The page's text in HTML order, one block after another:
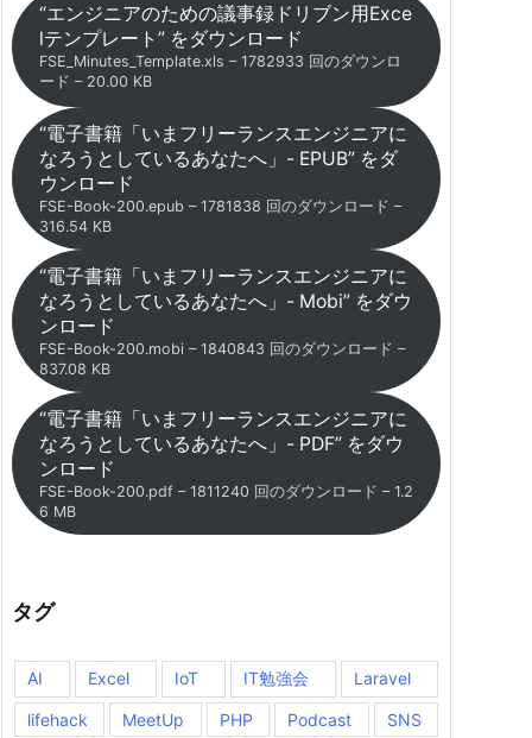
“エンジニアのための議事録ドリブン用Exce
lテンプレート” をダウンロード
FSE_Minutes_Template.xls – 1782933 回のダウンロ
ード – 20.00 KB
“電子書籍「いまフリーランスエンジニアに
なろうとしているあなたへ」- EPUB” をダ
ウンロード
FSE-Book-200.epub – 1781838 回のダウンロード –
316.54 KB
“電子書籍「いまフリーランスエンジニアに
なろうとしているあなたへ」- Mobi” をダウ
ンロード
FSE-Book-200.mobi – 1840843 回のダウンロード –
837.08 KB
“電子書籍「いまフリーランスエンジニアに
なろうとしているあなたへ」- PDF” をダウ
ンロード
FSE-Book-200.pdf – 1811240 回のダウンロード – 1.2
6 MB
タグ
AI Excel IoT IT勉強会 Laravel
lifehack MeetUp PHP Podcast
SNS